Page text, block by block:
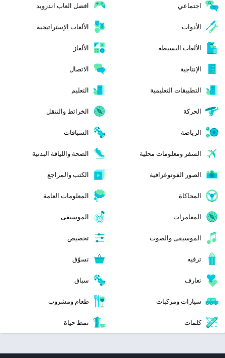
اجتماعي افضل العاب اندرويد
الأدوات الألعاب الإستراتيجية
الألعاب البسيطة الألغاز
الإنتاجية الاتصال
التطبيقات التعليمية التعليم
الحركة الخرائط والتنقل
الرياضة السباقات
السفر ومعلومات محلية الصحة واللياقة البدنية
الصور الفوتوغرافية الكتب والمراجع
المحاكاة المعلومات العامة
المغامرات الموسيقى
الموسيقى والصوت تخصيص
ترفيه تسوّق
تعارف سباق
سيارات ومركبات طعام ومشروب
كلمات نمط حياة